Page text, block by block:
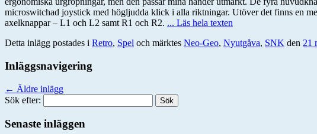
microswitchad joystick med högljudda klick i alla riktningar. Utöver det finns en
axelknappar – L1 och L2 samt R1 och R2. ... Läs hela texten
Detta inlägg postades i Retro, Spel och märktes Neo-Geo, Nyutgåva, SNK den 21
Inläggsnavigering
← Äldre inlägg
Sök efter:
Senaste inläggen